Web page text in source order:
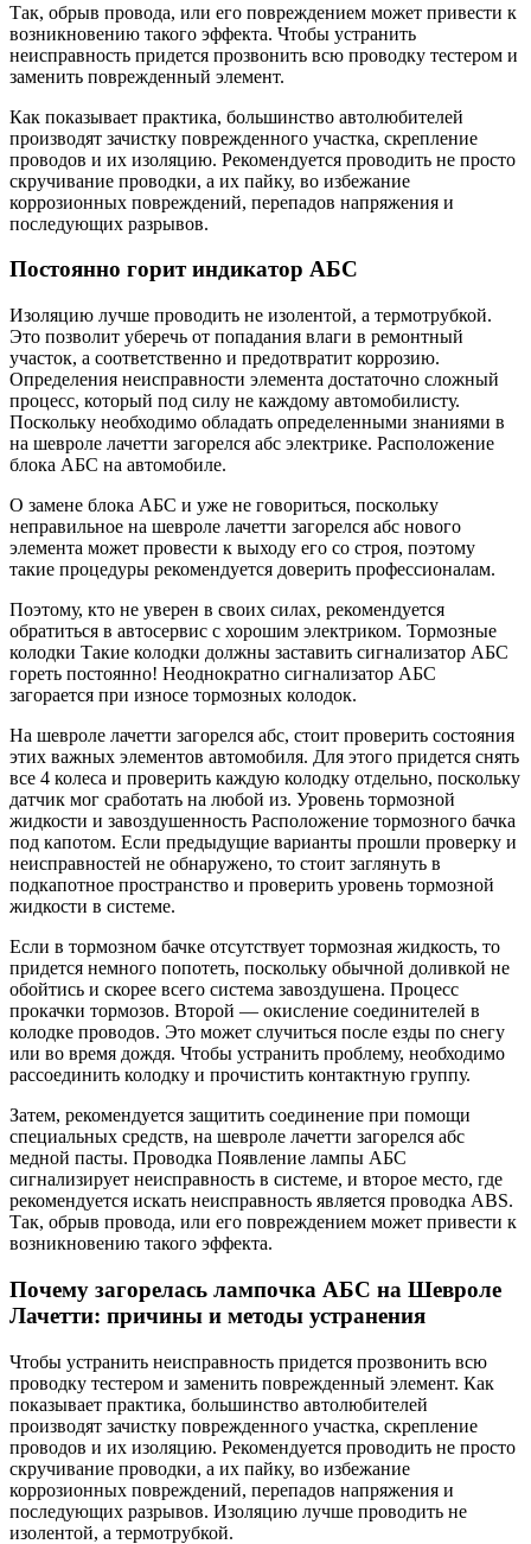
Так, обрыв провода, или его повреждением может привести к
возникновению такого эффекта. Чтобы устранить
неисправность придется прозвонить всю проводку тестером и
заменить поврежденный элемент.
Как показывает практика, большинство автолюбителей
производят зачистку поврежденного участка, скрепление
проводов и их изоляцию. Рекомендуется проводить не просто
скручивание проводки, а их пайку, во избежание
коррозионных повреждений, перепадов напряжения и
последующих разрывов.
Постоянно горит индикатор АБС
Изоляцию лучше проводить не изолентой, а термотрубкой.
Это позволит уберечь от попадания влаги в ремонтный
участок, а соответственно и предотвратит коррозию.
Определения неисправности элемента достаточно сложный
процесс, который под силу не каждому автомобилисту.
Поскольку необходимо обладать определенными знаниями в
на шевроле лачетти загорелся абс электрике. Расположение
блока АБС на автомобиле.
О замене блока АБС и уже не говориться, поскольку
неправильное на шевроле лачетти загорелся абс нового
элемента может провести к выходу его со строя, поэтому
такие процедуры рекомендуется доверить профессионалам.
Поэтому, кто не уверен в своих силах, рекомендуется
обратиться в автосервис с хорошим электриком. Тормозные
колодки Такие колодки должны заставить сигнализатор АБС
гореть постоянно! Неоднократно сигнализатор АБС
загорается при износе тормозных колодок.
На шевроле лачетти загорелся абс, стоит проверить состояния
этих важных элементов автомобиля. Для этого придется снять
все 4 колеса и проверить каждую колодку отдельно, поскольку
датчик мог сработать на любой из. Уровень тормозной
жидкости и завоздушенность Расположение тормозного бачка
под капотом. Если предыдущие варианты прошли проверку и
неисправностей не обнаружено, то стоит заглянуть в
подкапотное пространство и проверить уровень тормозной
жидкости в системе.
Если в тормозном бачке отсутствует тормозная жидкость, то
придется немного попотеть, поскольку обычной доливкой не
обойтись и скорее всего система завоздушена. Процесс
прокачки тормозов. Второй — окисление соединителей в
колодке проводов. Это может случиться после езды по снегу
или во время дождя. Чтобы устранить проблему, необходимо
рассоединить колодку и прочистить контактную группу.
Затем, рекомендуется защитить соединение при помощи
специальных средств, на шевроле лачетти загорелся абс
медной пасты. Проводка Появление лампы АБС
сигнализирует неисправность в системе, и второе место, где
рекомендуется искать неисправность является проводка ABS.
Так, обрыв провода, или его повреждением может привести к
возникновению такого эффекта.
Почему загорелась лампочка АБС на Шевроле
Лачетти: причины и методы устранения
Чтобы устранить неисправность придется прозвонить всю
проводку тестером и заменить поврежденный элемент. Как
показывает практика, большинство автолюбителей
производят зачистку поврежденного участка, скрепление
проводов и их изоляцию. Рекомендуется проводить не просто
скручивание проводки, а их пайку, во избежание
коррозионных повреждений, перепадов напряжения и
последующих разрывов. Изоляцию лучше проводить не
изолентой, а термотрубкой.